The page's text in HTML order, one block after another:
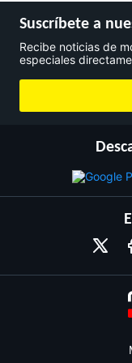
Suscríbete a
Recibe noticias de
especiales